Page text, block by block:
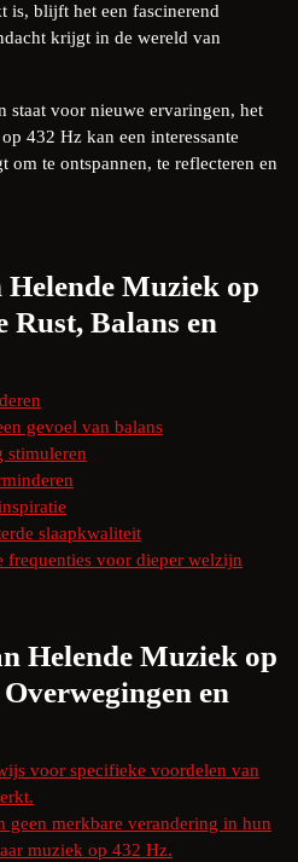
is, blijft het een fascinerend
krijgt in de wereld van
staat voor nieuwe ervaringen, het
432 Hz kan een interessante
te ontspannen, te reflecteren en
Muziek op
Balans en
gevoel van balans
stimuleren
slaapkwaliteit
frequenties voor dieper welzijn
Helende Muziek op
en
voor specifieke voordelen van
geen merkbare verandering in hun
muziek op 432 Hz.